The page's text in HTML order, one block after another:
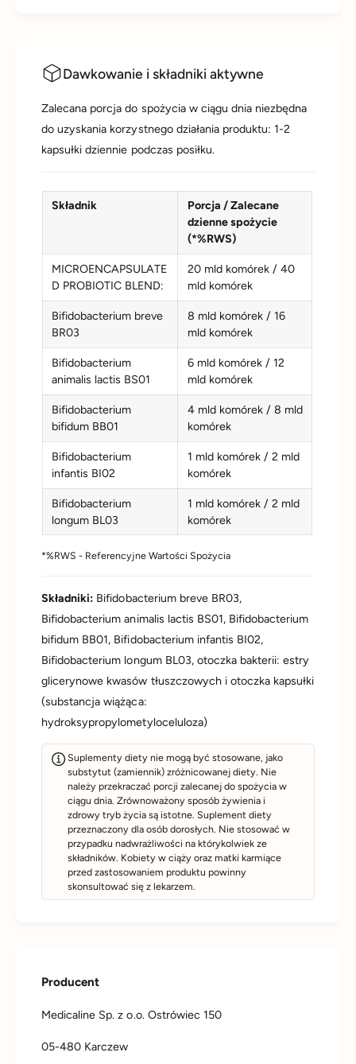
Dawkowanie i składniki aktywne
Zalecana porcja do spożycia w ciągu dnia niezbędna
do uzyskania korzystnego działania produktu: 1-2
kapsułki dziennie podczas posiłku.
Składnik
Porcja / Zalecane
dzienne spożycie
(*%RWS)
MICROENCAPSULATE
D PROBIOTIC BLEND:
20 mld komórek / 40
mld komórek
Bifidobacterium breve
BR03
8 mld komórek / 16
mld komórek
Bifidobacterium
animalis lactis BS01
6 mld komórek / 12
mld komórek
Bifidobacterium
bifidum BB01
4 mld komórek / 8 mld
komórek
Bifidobacterium
infantis BI02
1 mld komórek / 2 mld
komórek
Bifidobacterium
longum BL03
1 mld komórek / 2 mld
komórek
*%RWS - Referencyjne Wartości Spożycia
Składniki: Bifidobacterium breve BR03,
Bifidobacterium animalis lactis BS01, Bifidobacterium
bifidum BB01, Bifidobacterium infantis BI02,
Bifidobacterium longum BL03, otoczka bakterii: estry
glicerynowe kwasów tłuszczowych i otoczka kapsułki
(substancja wiążąca:
hydroksypropylometyloceluloza)
Suplementy diety nie mogą być stosowane, jako
substytut (zamiennik) zróżnicowanej diety. Nie
należy przekraczać porcji zalecanej do spożycia w
ciągu dnia. Zrównoważony sposób żywienia i
zdrowy tryb życia są istotne. Suplement diety
przeznaczony dla osób dorosłych. Nie stosować w
przypadku nadwrażliwości na którykolwiek ze
składników. Kobiety w ciąży oraz matki karmiące
przed zastosowaniem produktu powinny
skonsultować się z lekarzem.
Producent
Medicaline Sp. z o.o. Ostrówiec 150
05-480 Karczew